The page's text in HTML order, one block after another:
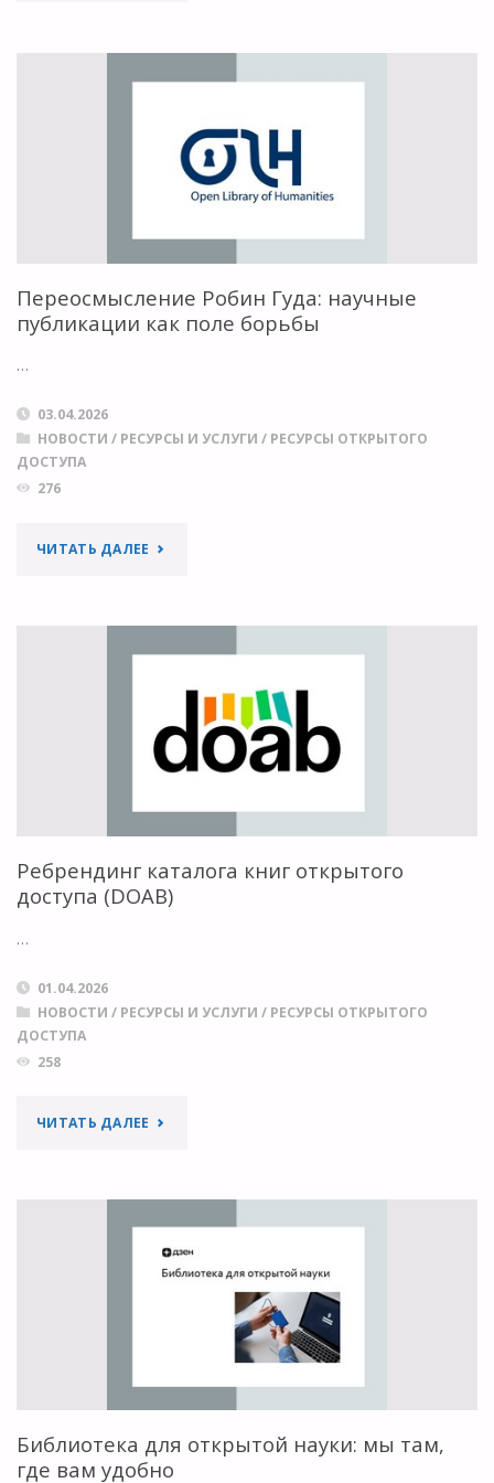
ЛЕТ"
Переосмысление Робин Гуда: научные
публикации как поле борьбы
…
03.04.2026
НОВОСТИ / РЕСУРСЫ И УСЛУГИ / РЕСУРСЫ ОТКРЫТОГО
ДОСТУПА
276
ЧИТАТЬ ДАЛЕЕ "ПЕРЕОСМЫСЛЕНИЕ
ПУБЛИКАЦИИ
КАК
ПОЛЕ
Ребрендинг каталога книг открытого
доступа (DOAB)
…
01.04.2026
НОВОСТИ / РЕСУРСЫ И УСЛУГИ / РЕСУРСЫ ОТКРЫТОГО
ДОСТУПА
258
ЧИТАТЬ ДАЛЕЕ "РЕБРЕНДИНГ
ОТКРЫТОГО
Библиотека для открытой науки: мы там,
где вам удобно